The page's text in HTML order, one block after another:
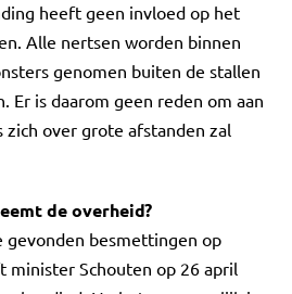
heeft geen invloed op het
Alle nertsen worden binnen
genomen buiten de stallen
Er is daarom geen reden om aan
over grote afstanden zal
de overheid?
gevonden besmettingen op
minister Schouten op 26 april